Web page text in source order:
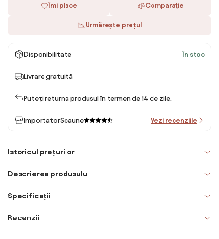
Îmi place Comparaţie
Urmărește prețul
Disponibilitate În stoc
Livrare gratuită
Puteți returna produsul în termen de 14 de zile.
ImportatorScaune Vezi recenziile
Istoricul prețurilor
Descrierea produsului
Specificații
Recenzii